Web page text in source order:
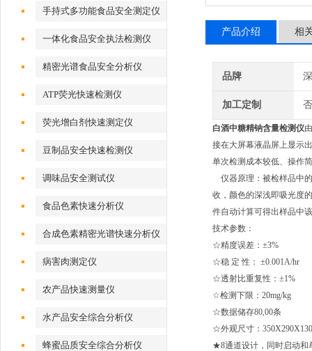
手持式多功能食品安全测定仪
一体化食品安全执法检测仪
精密光谱食品安全分析仪
ATP荧光快速检测仪
荧光增白剂快速测定仪
豆制品安全快速检测仪
调味品安全测试仪
食品色素快速分析仪
合成色素精密光谱快速分析仪
病害肉测定仪
农产品快速测量仪
水产品安全综合分析仪
蜂蜜品质安全综合分析仪
产品介绍 相
品牌
加工定制 否
白酒中糖精钠含量检测仪
接在大屏幕液晶屏上显示
单次检测成本较低、操作
仪器原理：被检样品中
收，颜色的深浅即吸光度
件自动计算可得出样品中
技术参数：
☆精度误差：±3%
☆稳 定 性： ±0.001A/hr
☆透射比重复性：±1%
☆检测下限：20mg/kg
☆数据储存80,00条
☆外观尺寸：
★8通道设计，同时启动和